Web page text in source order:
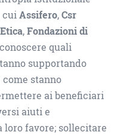
cuiAssifero,Csr
,Fondazioni di
quali
supportando
come stanno
ai beneficiari
aiuti e
loro favore; sollecitare